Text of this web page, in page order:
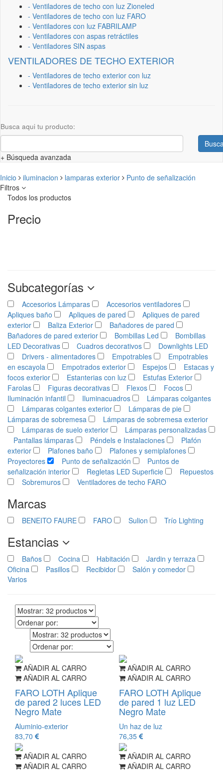
- Ventiladores de techo con luz Zioneled
- Ventiladores de techo con luz FARO
- Ventiladores con luz FABRILAMP
- Ventiladores con aspas retráctiles
- Ventiladores SIN aspas
VENTILADORES DE TECHO EXTERIOR
- Ventiladores de techo exterior con luz
- Ventiladores de techo exterior sin luz
Busca aqui tu producto:
+ Búsqueda avanzada
Inicio iluminacion lamparas exterior
Punto de señalización
Filtros
Todos los productos
Precio
Subcategorías
Accesorios Lámparas
Accesorios ventiladores
Apliques baño
Apliques de pared
Apliques de pared
exterior
Baliza Exterior
Bañadores de pared
Bañadores de pared exterior
Bombillas Led
Bombillas
LED Decorativas
Cuadros decorativos
Downlights LED
Drivers - alimentadores
Empotrables
Empotrables
en escayola
Empotrados exterior Espejos
Estacas y
focos exterior
Estanterias con luz
Estufas Exterior
Farolas
Figuras decorativas Flexos
Focos
Iluminación infantil
Iluminacuadros
Lámparas colgantes
Lámparas colgantes exterior
Lámparas de pie
Lámparas de sobremesa
Lámparas de sobremesa exterior
Lámparas de suelo exterior
Lámparas personalizadas
Pantallas lámparas
Péndels e Instalaciones
Plafón
exterior
Plafones baño
Plafones y semiplafones
Proyectores
Punto de señalización
Puntos de
señalización interior
Regletas LED Superficie
Repuestos
Sobremuros
Ventiladores de techo FARO
Marcas
BENEITO FAURE FARO Sulion Trío Lighting
Estancias
Baños Cocina Habitación
Jardin y terraza
Oficina
Pasillos Recibidor
Salón y comedor
Varios
AÑADIR AL CARRO
AÑADIR AL CARRO
FARO LOTH Aplique
de pared 2 luces LED
Negro Mate
Aluminio-exterior
83,70
AÑADIR AL CARRO
AÑADIR AL CARRO
FARO LOTH Aplique
de pared 1 luz LED
Negro Mate
Un haz de luz
76,35
AÑADIR AL CARRO
AÑADIR AL CARRO
AÑADIR AL CARRO
AÑADIR AL CARRO